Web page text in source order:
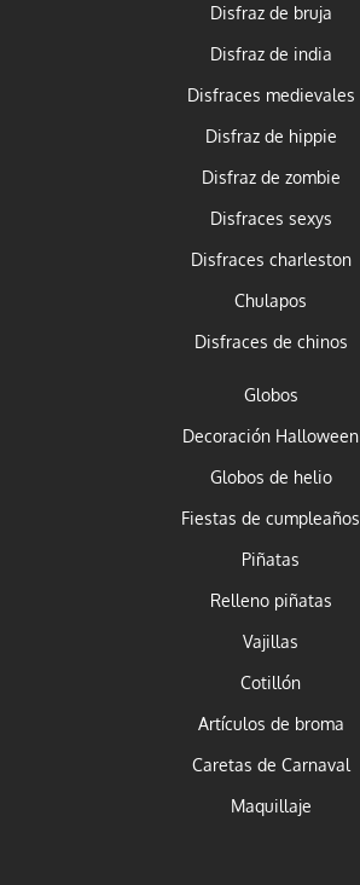
Disfraz de bruja
Disfraz de india
Disfraces medievales
Disfraz de hippie
Disfraz de zombie
Disfraces sexys
Disfraces charleston
Chulapos
Disfraces de chinos
Globos
Decoración Halloween
Globos de helio
Fiestas de cumpleaños
Piñatas
Relleno piñatas
Vajillas
Cotillón
Artículos de broma
Caretas de Carnaval
Maquillaje